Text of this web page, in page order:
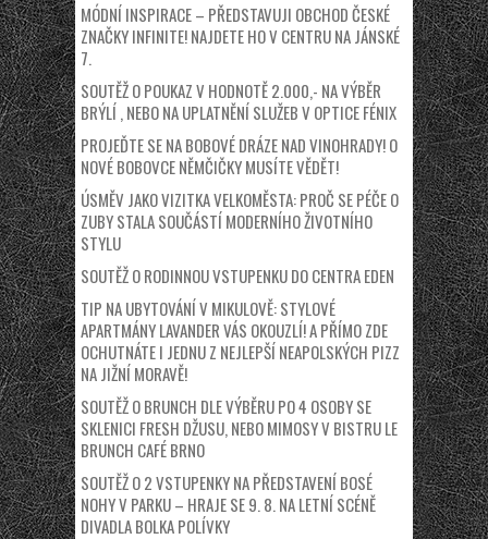
MÓDNÍ INSPIRACE – PŘEDSTAVUJI OBCHOD ČESKÉ
ZNAČKY INFINITE! NAJDETE HO V CENTRU NA JÁNSKÉ
7.
SOUTĚŽ O POUKAZ V HODNOTĚ 2.000,- NA VÝBĚR
BRÝLÍ , NEBO NA UPLATNĚNÍ SLUŽEB V OPTICE FÉNIX
PROJEĎTE SE NA BOBOVÉ DRÁZE NAD VINOHRADY! O
NOVÉ BOBOVCE NĚMČIČKY MUSÍTE VĚDĚT!
ÚSMĚV JAKO VIZITKA VELKOMĚSTA: PROČ SE PÉČE O
ZUBY STALA SOUČÁSTÍ MODERNÍHO ŽIVOTNÍHO
STYLU
SOUTĚŽ O RODINNOU VSTUPENKU DO CENTRA EDEN
TIP NA UBYTOVÁNÍ V MIKULOVĚ: STYLOVÉ
APARTMÁNY LAVANDER VÁS OKOUZLÍ! A PŘÍMO ZDE
OCHUTNÁTE I JEDNU Z NEJLEPŠÍ NEAPOLSKÝCH PIZZ
NA JIŽNÍ MORAVĚ!
SOUTĚŽ O BRUNCH DLE VÝBĚRU PO 4 OSOBY SE
SKLENICI FRESH DŽUSU, NEBO MIMOSY V BISTRU LE
BRUNCH CAFÉ BRNO
SOUTĚŽ O 2 VSTUPENKY NA PŘEDSTAVENÍ BOSÉ
NOHY V PARKU – HRAJE SE 9. 8. NA LETNÍ SCÉNĚ
DIVADLA BOLKA POLÍVKY